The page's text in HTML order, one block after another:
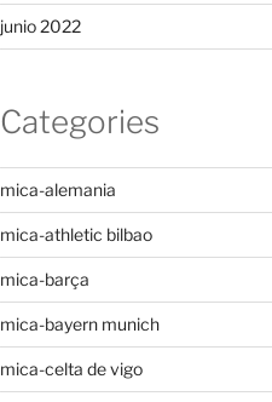
junio 2022
Categories
mica-alemania
mica-athletic bilbao
mica-barça
mica-bayern munich
mica-celta de vigo